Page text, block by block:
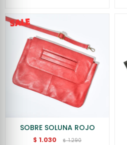
SOBRE SOLUNA ROJO
$ 1.030 $ 1.290